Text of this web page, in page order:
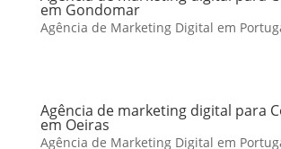
em Gondomar
Agência de Marketing Digital em
Agência de marketing digital para
em Oeiras
Agência de Marketing Digital em